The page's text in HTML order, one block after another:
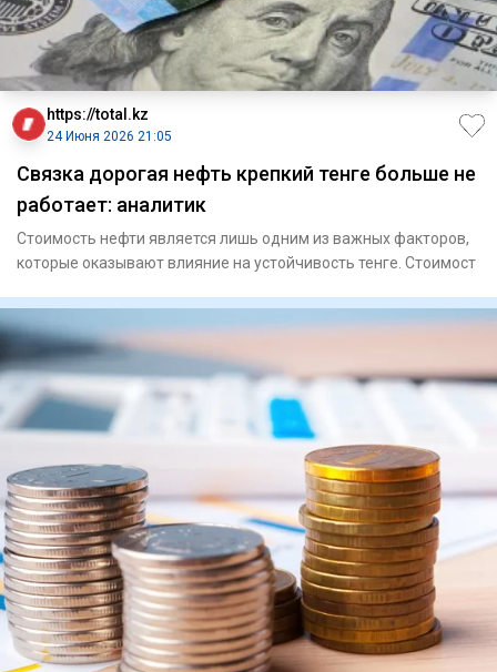
https://total.kz
24 Июня 2026 21:05
Связка дорогая нефть крепкий тенге больше не
работает: аналитик
Стоимость нефти является лишь одним из важных факторов,
которые оказывают влияние на устойчивость тенге. Стоимост